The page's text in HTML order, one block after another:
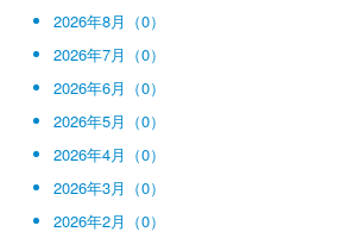
2026年8月（0）
2026年7月（0）
2026年6月（0）
2026年5月（0）
2026年4月（0）
2026年3月（0）
2026年2月（0）